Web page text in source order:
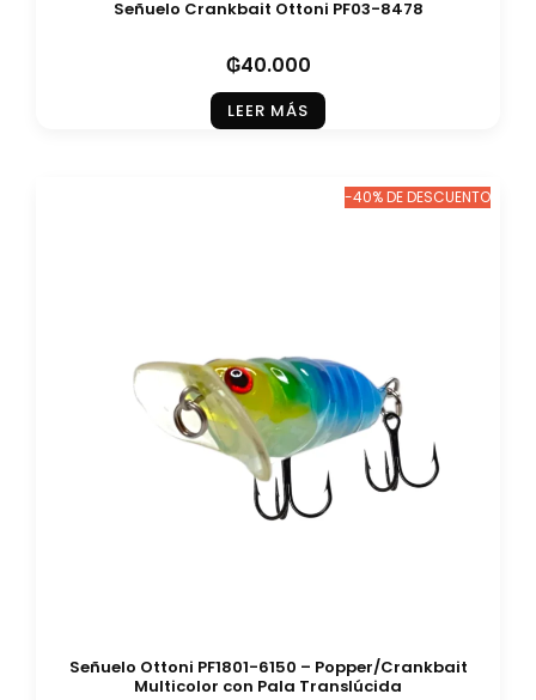
Señuelo Crankbait Ottoni PF03-8478
₲40.000
LEER MÁS
-40% DE DESCUENTO
Señuelo Ottoni PF1801-6150 – Popper/Crankbait
Multicolor con Pala Translúcida